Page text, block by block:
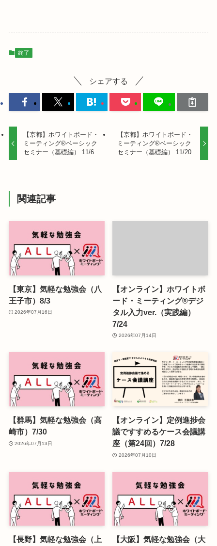
終了
シェアする
【京都】ホワイトボード・
ミーティング®ベーシック
セミナー（基礎編） 11/6
【京都】ホワイトボード・
ミーティング®ベーシック
セミナー（基礎編） 11/20
関連記事
【東京】気軽な勉強会（八
王子市）8/3
2026年07月16日
【オンライン】ホワイトボ
ード・ミーティング®デジ
タル入力ver.（実践編）
7/24
2026年07月14日
【群馬】気軽な勉強会（高
崎市）7/30
2026年07月13日
【オンライン】定例進捗会
議ですすめるケース会議講
座（第24回）7/28
2026年07月10日
【長野】気軽な勉強会（上
【大阪】気軽な勉強会（大